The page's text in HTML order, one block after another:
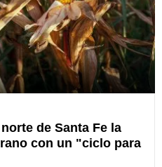
de Santa Fe la
con un "ciclo para